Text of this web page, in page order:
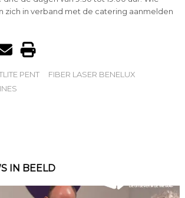
zich in verband met de catering aanmelden
PENT
FIBER LASER BENELUX
IN BEELD